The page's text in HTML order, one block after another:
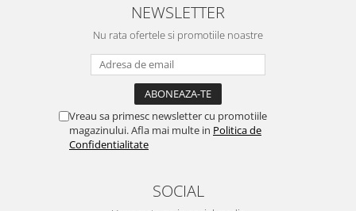
NEWSLETTER
Nu rata ofertele si promotiile noastre
Vreau sa primesc newsletter cu promotiile
magazinului. Afla mai multe in Politica de
Confidentialitate
SOCIAL